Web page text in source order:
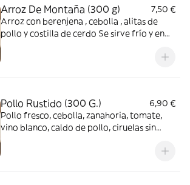
Arroz De Montaña (300 g)
7,50 €
Arroz con berenjena , cebolla , alitas de
pollo y costilla de cerdo Se sirve frío y en
Pollo Rustido (300 G.)
6,90 €
Pollo fresco, cebolla, zanahoria, tomate,
vino blanco, caldo de pollo, ciruelas sin